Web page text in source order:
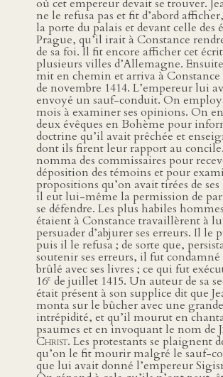
où cet empereur devait se trouver.
ne le refusa pas et fit d’abord
la porte du palais et devant celle des
Prague, qu’il irait à Constance
de sa foi. Il fit encore afficher cet
plusieurs villes d’Allemagne.
mit en chemin et arriva à
de novembre 1414. L’empereur lui
envoyé un sauf-conduit. On
mois à examiner ses opinions. On
deux évêques en Bohème pour
doctrine qu’il avait prêchée et
dont ils firent leur rapport au
nomma des commissaires pour
déposition des témoins et pour
propositions qu’on avait tirées de
il eut lui-même la permission de
se défendre. Les plus habiles
étaient à Constance travaillèrent à
persuader d’abjurer ses erreurs. Il le
puis il le refusa ; de sorte que,
soutenir ses erreurs, il fut condamné
brûlé avec ses livres ; ce qui fut
16e de juillet 1415. Un auteur de sa
était présent à son supplice dit que
monta sur le bûcher avec une grande
intrépidité, et qu’il mourut en
psaumes et en invoquant le nom de
Christ. Les protestants se plaignent
qu’on le fit mourir malgré le sauf-
que lui avait donné l’empereur